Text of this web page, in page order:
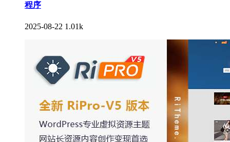
程序
2025-08-22 1.01k